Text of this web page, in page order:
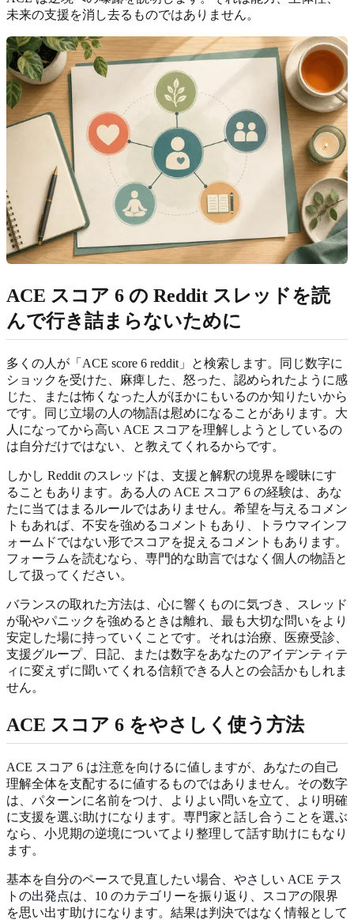
未来の支援を消し去るものではありません。
ACE スコア 6 の Reddit スレッドを読
んで行き詰まらないために
多くの人が「ACE score 6 reddit」と検索します。同じ数字に
ショックを受けた、麻痺した、怒った、認められたように感
じた、または怖くなった人がほかにもいるのか知りたいから
です。同じ立場の人の物語は慰めになることがあります。大
人になってから高い ACE スコアを理解しようとしているの
は自分だけではない、と教えてくれるからです。
しかし Reddit のスレッドは、支援と解釈の境界を曖昧にす
ることもあります。ある人の ACE スコア 6 の経験は、あな
たに当てはまるルールではありません。希望を与えるコメン
トもあれば、不安を強めるコメントもあり、トラウマインフ
ォームドではない形でスコアを捉えるコメントもあります。
フォーラムを読むなら、専門的な助言ではなく個人の物語と
して扱ってください。
バランスの取れた方法は、心に響くものに気づき、スレッド
が恥やパニックを強めるときは離れ、最も大切な問いをより
安定した場に持っていくことです。それは治療、医療受診、
支援グループ、日記、または数字をあなたのアイデンティテ
ィに変えずに聞いてくれる信頼できる人との会話かもしれま
せん。
ACE スコア 6 をやさしく使う方法
ACE スコア 6 は注意を向けるに値しますが、あなたの自己
理解全体を支配するに値するものではありません。その数字
は、パターンに名前をつけ、よりよい問いを立て、より明確
に支援を選ぶ助けになります。専門家と話し合うことを選ぶ
なら、小児期の逆境についてより整理して話す助けにもなり
ます。
基本を自分のペースで見直したい場合、 やさしい ACE テス
トの出発点は、10 のカテゴリーを振り返り、スコアの限界
を思い出す助けになります。結果は判決ではなく情報として